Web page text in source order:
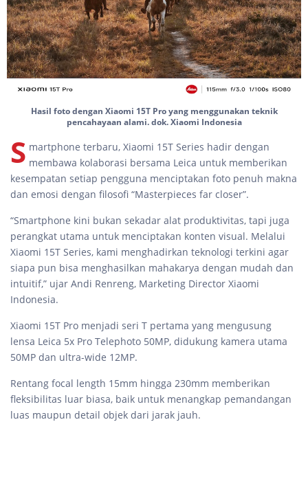
Hasil foto dengan Xiaomi 15T Pro yang menggunakan teknik
pencahayaan alami. dok. Xiaomi Indonesia
S martphone terbaru, Xiaomi 15T Series hadir dengan
membawa kolaborasi bersama Leica untuk memberikan
kesempatan setiap pengguna menciptakan foto penuh makna
dan emosi dengan filosofi “Masterpieces far closer”.
“Smartphone kini bukan sekadar alat produktivitas, tapi juga
perangkat utama untuk menciptakan konten visual. Melalui
Xiaomi 15T Series, kami menghadirkan teknologi terkini agar
siapa pun bisa menghasilkan mahakarya dengan mudah dan
intuitif,” ujar Andi Renreng, Marketing Director Xiaomi
Indonesia.
Xiaomi 15T Pro menjadi seri T pertama yang mengusung
lensa Leica 5x Pro Telephoto 50MP, didukung kamera utama
50MP dan ultra-wide 12MP.
Rentang focal length 15mm hingga 230mm memberikan
fleksibilitas luar biasa, baik untuk menangkap pemandangan
luas maupun detail objek dari jarak jauh.